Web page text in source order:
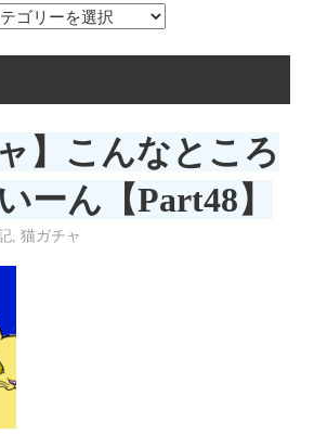
】こんなところ
ーん【Part48】
,猫ガチャ